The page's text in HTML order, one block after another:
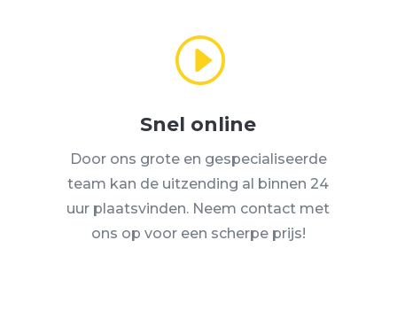
I
Snel online
Door ons grote en gespecialiseerde
team kan de uitzending al binnen 24
uur plaatsvinden. Neem contact met
ons op voor een scherpe prijs!